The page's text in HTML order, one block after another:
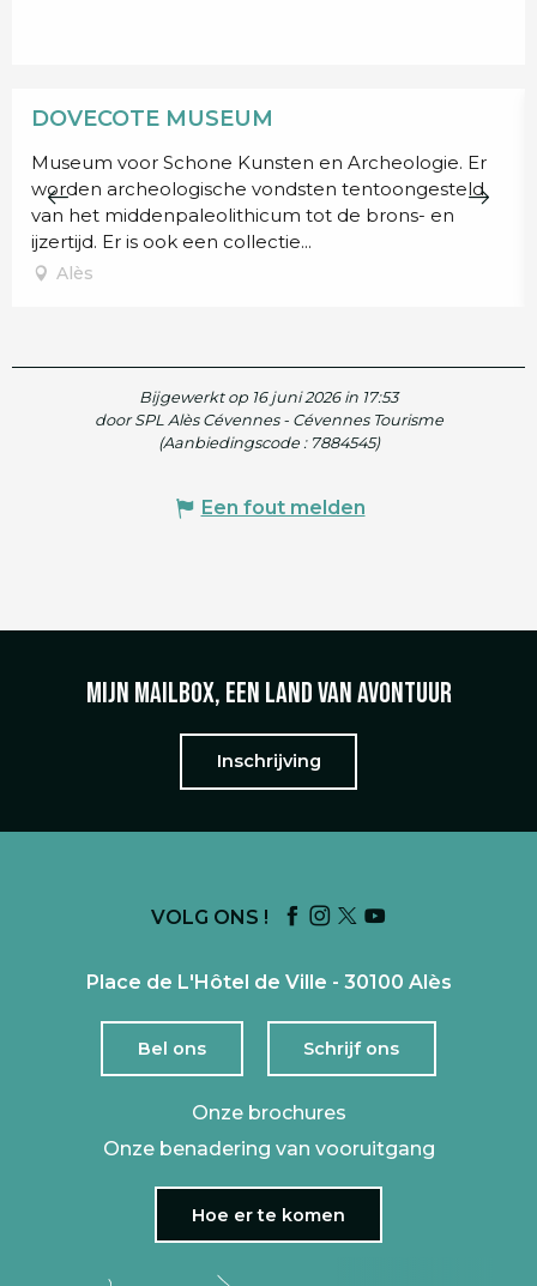
DOVECOTE MUSEUM
Museum voor Schone Kunsten en Archeologie. Er
worden archeologische vondsten tentoongesteld
van het middenpaleolithicum tot de brons- en
ijzertijd. Er is ook een collectie...
Alès
Bijgewerkt op 16 juni 2026 in 17:53
door SPL Alès Cévennes - Cévennes Tourisme
(Aanbiedingscode : 7884545)
Een fout melden
Mijn mailbox, een land van avontuur
Inschrijving
VOLG ONS !
Place de L'Hôtel de Ville - 30100 Alès
Bel ons Schrijf ons
Onze brochures
Onze benadering van vooruitgang
Hoe er te komen